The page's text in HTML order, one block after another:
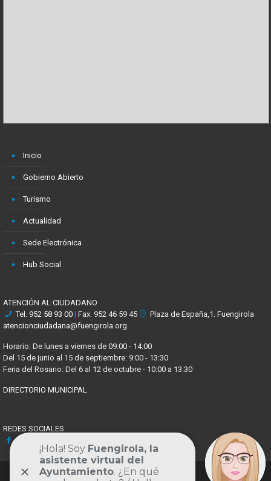
Inicio
Gobierno Abierto
Turismo
Actualidad
Sede Electrónica
Hub Social
ATENCIÓN AL CIUDADANO
Tel. 952 58 93 00 | Fax. 952 46 59 45
Plaza de España,1. Fuengirola
atencionciudadana@fuengirola.org
Horario: De lunes a viernes de 09:00 - 14:00
Del 15 de junio al 15 de septiembre: 9:00 - 13:30
Feria del Rosario: Del 6 al 12 de octubre - 10:00 a 13:30
DIRECTORIO MUNICIPAL
REDES SOCIALES
Facebook